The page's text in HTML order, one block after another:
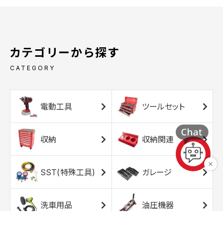
カテゴリーから探す
CATEGORY
電動工具 ツールセット
収納 収納関連
SST(特殊工具) ガレージ
洗車用品 油圧機器